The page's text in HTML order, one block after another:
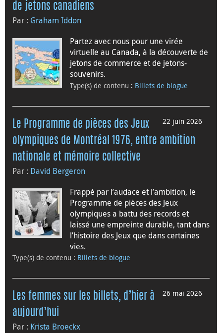
de jetons canadiens
Par : Graham Iddon
Partez avec nous pour une virée
virtuelle au Canada, à la découverte de
jetons de commerce et de jetons-
souvenirs.
Type(s) de contenu : Billets de blogue
22 juin 2026
Le Programme de pièces des Jeux
olympiques de Montréal 1976, entre ambition
nationale et mémoire collective
Par : David Bergeron
Frappé par l’audace et l’ambition, le
Programme de pièces des Jeux
olympiques a battu des records et
laissé une empreinte durable, tant dans
l’histoire des Jeux que dans certaines
vies.
Type(s) de contenu : Billets de blogue
26 mai 2026
Les femmes sur les billets, d’hier à
aujourd’hui
Par : Krista Broeckx